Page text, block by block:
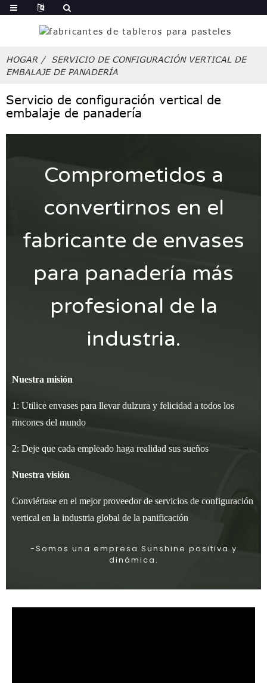
HOGAR
SERVICIO DE CONFIGURACIÓN VERTICAL DE
EMBALAJE DE PANADERÍA
Servicio de configuración vertical de
embalaje de panadería
Comprometidos a
convertirnos en el
fabricante de envases
para panadería más
profesional de la
industria.
Nuestra misión
1: Utilice envases para llevar dulzura y felicidad a todos los
rincones del mundo
2: Deje que cada empleado haga realidad sus sueños
Nuestra visión
Conviértase en el mejor proveedor de servicios de configuración
vertical en la industria global de la panificación
-Somos una empresa Sunshine positiva y
dinámica.